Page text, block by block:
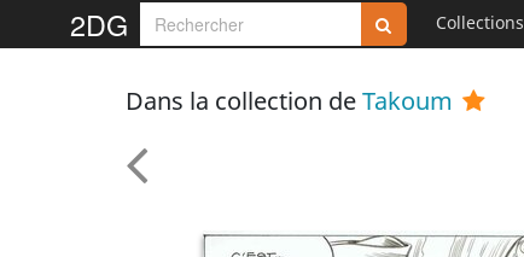
2DG Collections
Dans la collection deTakoum